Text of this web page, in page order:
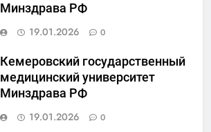
Минздрава РФ
19.01.2026
0
Кемеровский государственный
медицинский университет
Минздрава РФ
19.01.2026
0